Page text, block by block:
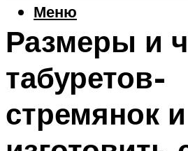
Меню
Размеры и
табуретов-
стремянок